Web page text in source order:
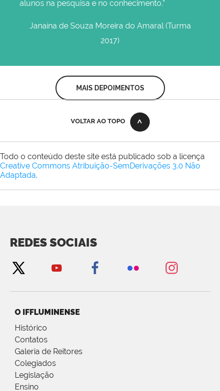
alunos na pesquisa e no conhecimento.”
Janaína de Souza Moreira do Amaral (Turma
2017)
MAIS DEPOIMENTOS
VOLTAR AO TOPO
Todo o conteúdo deste site está publicado sob a licença
Creative Commons Atribuição-SemDerivações 3.0 Não
Adaptada.
REDES SOCIAIS
O IFFLUMINENSE
Histórico
Contatos
Galeria de Reitores
Colegiados
Legislação
Ensino